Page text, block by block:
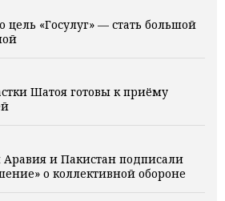
цель «Госулуг» — стать большой
Шатоя готовы к приёму
Аравия и Пакистан подписали
о коллективной обороне